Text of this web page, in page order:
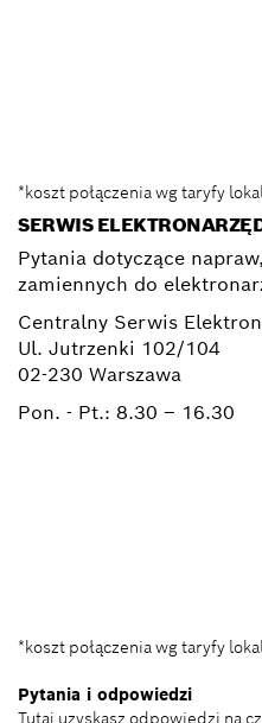
*koszt połączenia wg taryfy
SERWIS
Pytania dotyczące
zamiennych do
Centralny Serwis
Ul. Jutrzenki 102/104
02-230 Warszawa
Pon. - Pt.: 8.30 – 16.30
*koszt połączenia wg taryfy
Pytania i odpowiedzi
Tutaj uzyskasz odpowiedzi na